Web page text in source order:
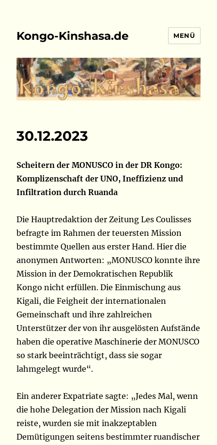
Kongo-Kinshasa.de MENÜ
30.12.2023
Scheitern der MONUSCO in der DR Kongo:
Komplizenschaft der UNO, Ineffizienz und
Infiltration durch Ruanda
Die Hauptredaktion der Zeitung Les Coulisses
befragte im Rahmen der teuersten Mission
bestimmte Quellen aus erster Hand. Hier die
anonymen Antworten: „MONUSCO konnte ihre
Mission in der Demokratischen Republik
Kongo nicht erfüllen. Die Einmischung aus
Kigali, die Feigheit der internationalen
Gemeinschaft und ihre zahlreichen
Unterstützer der von ihr ausgelösten Aufstände
haben die operative Maschinerie der MONUSCO
so stark beeinträchtigt, dass sie sogar
lahmgelegt wurde“.
Ein anderer Expatriate sagte: „Jedes Mal, wenn
die hohe Delegation der Mission nach Kigali
reiste, wurden sie mit inakzeptablen
Demütigungen seitens bestimmter ruandischer